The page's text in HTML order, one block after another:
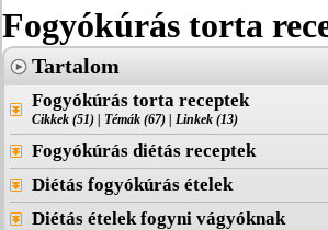
Fogyókúrás torta
Tartalom
Fogyókúrás torta receptek
Cikkek (51) Témák (67) Linkek (13)
Fogyókúrás diétás receptek
Diétás fogyókúrás ételek
Diétás ételek fogyni vágyóknak